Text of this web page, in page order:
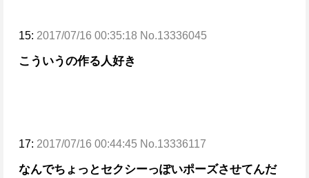
15: 2017/07/16 00:35:18 No.13336045
こういうの作る人好き
17: 2017/07/16 00:44:45 No.13336117
なんでちょっとセクシーっぽいポーズさせてんだ